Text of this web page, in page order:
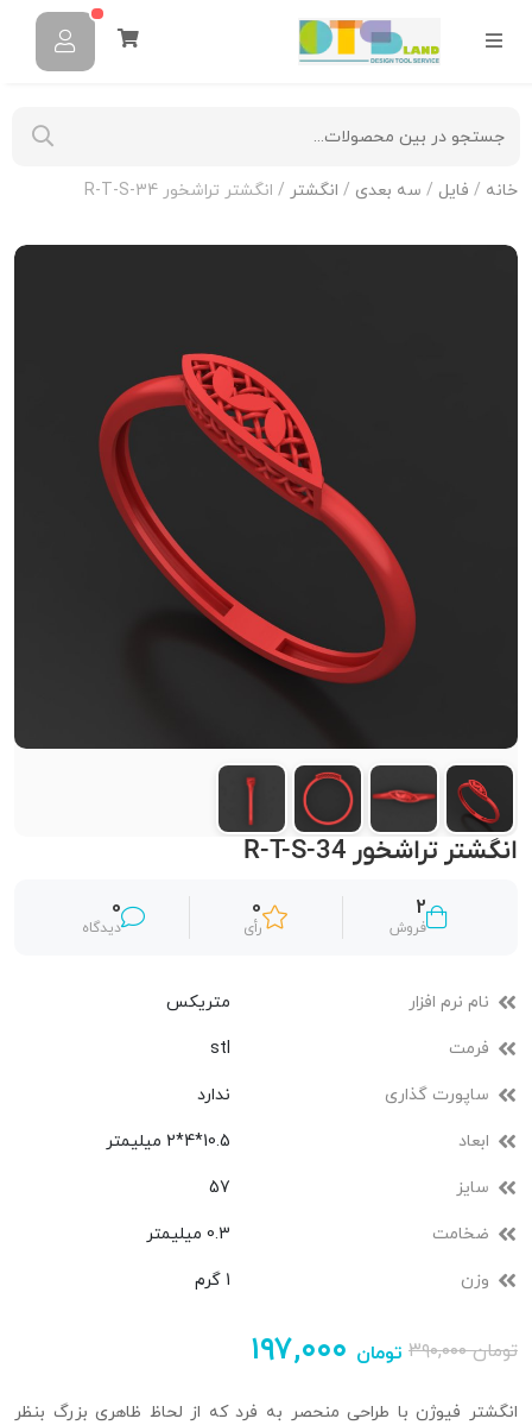
خانه / فایل / سه بعدی / انگشتر / انگشتر تراشخور R-T-S-34
انگشتر تراشخور R-T-S-34
2
فروش
0
رأی
0
دیدگاه
نام نرم افزار متریکس
فرمت stl
ساپورت گذاری ندارد
ابعاد 10.5*4*2 میلیمتر
سایز 57
ضخامت 0.3 میلیمتر
وزن 1 گرم
۳۹۰,۰۰۰تومان ۱۹۷,۰۰۰ تومان
انگشتر فیوژن با طراحی منحصر به فرد که از لحاظ ظاهری بزرگ بنظر